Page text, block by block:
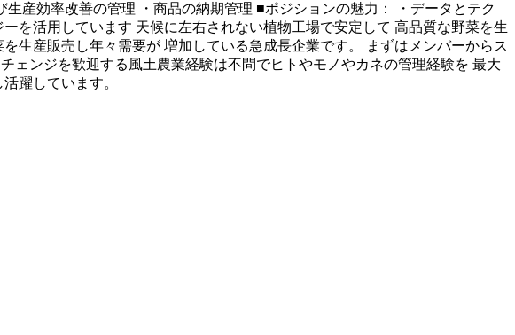
産効率改善の管理 ・商品の納期管理 ■ポジションの魅力： ・データとテク
を活用しています 天候に左右されない植物工場で安定して 高品質な野菜を生
生産販売し年々需要が 増加している急成長企業です。 まずはメンバーからス
ェンジを歓迎する風土農業経験は不問でヒトやモノやカネの管理経験を 最大
躍しています。